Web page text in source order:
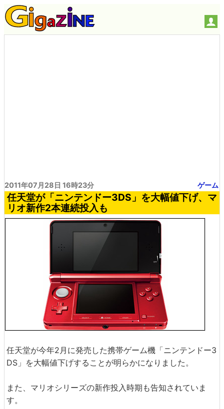
2011年07月28日 16時23分 ゲーム
任天堂が「ニンテンドー3DS」を大幅値下げ、マ
リオ新作2本連続投入も
任天堂が今年2月に発売した携帯ゲーム機「ニンテンドー3
DS」を大幅値下げすることが明らかになりました。
また、マリオシリーズの新作投入時期も告知されていま
す。